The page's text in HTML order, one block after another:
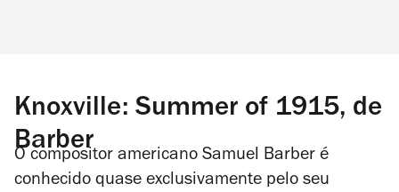
Knoxville: Summer of 1915, de
Barber
O compositor americano Samuel Barber é
conhecido quase exclusivamente pelo seu